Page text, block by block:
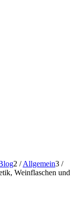
2 / Allgemein3 /
Weinflaschen und